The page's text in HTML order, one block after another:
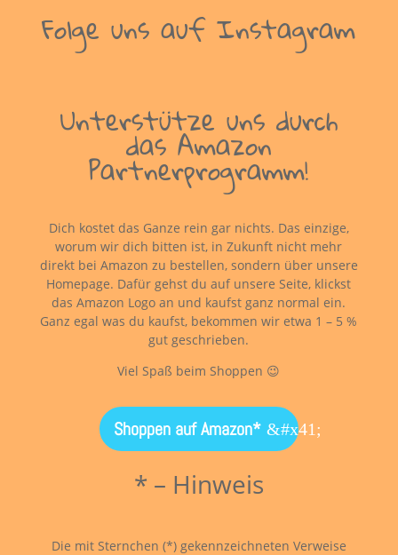
Folge uns auf Instagram
Unterstütze uns durch
das Amazon
Partnerprogramm!
Dich kostet das Ganze rein gar nichts. Das einzige,
worum wir dich bitten ist, in Zukunft nicht mehr
direkt bei Amazon zu bestellen, sondern über unsere
Homepage. Dafür gehst du auf unsere Seite, klickst
das Amazon Logo an und kaufst ganz normal ein.
Ganz egal was du kaufst, bekommen wir etwa 1 – 5 %
gut geschrieben.
Viel Spaß beim Shoppen 😉
Shoppen auf Amazon*
* – Hinweis
Die mit Sternchen (*) gekennzeichneten Verweise